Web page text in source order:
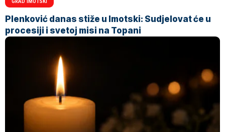
Plenković danas stiže u Imotski: Sudjelovat će u
procesiji i svetoj misi na Topani